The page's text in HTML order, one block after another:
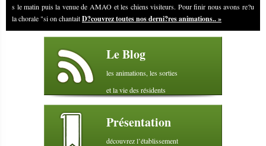
s le matin puis la venue de AMAO et les chiens visiteurs. Pour finir nous avons re?u
la chorale "si on chantaitD?couvrez toutes nos derni?res animations.. »
Le Blog
les animations, les sorties
et la vie des résidents
Présentation
découvrez l’établissement